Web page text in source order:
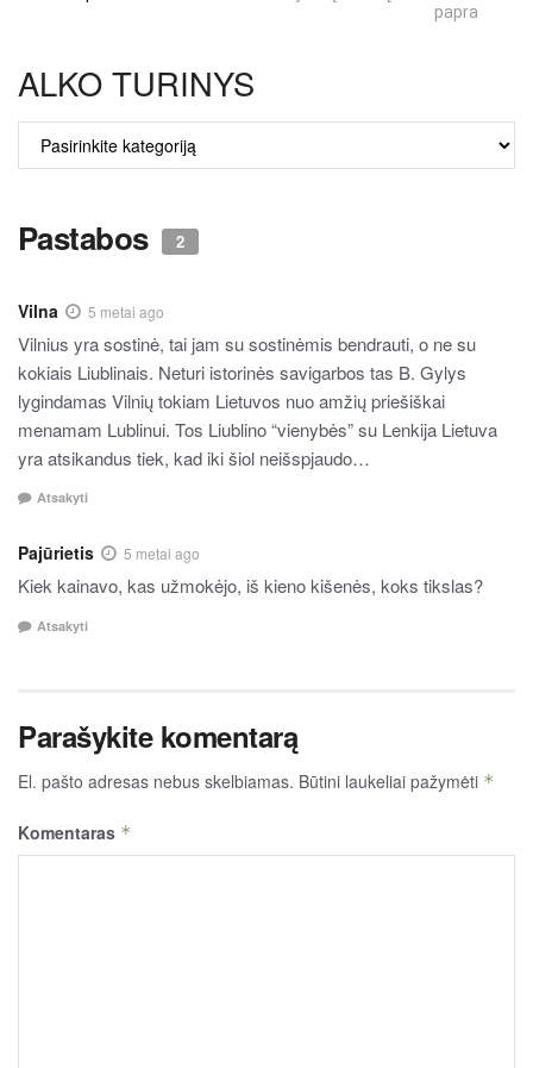
ALKO TURINYS
TURINYS
Pastabos 2
Vilna 5 metai ago
Vilnius yra sostinė, tai jam su sostinėmis bendrauti, o ne su
kokiais Liublinais. Neturi istorinės savigarbos tas B. Gylys
lygindamas Vilnių tokiam Lietuvos nuo amžių priešiškai
menamam Lublinui. Tos Liublino “vienybės” su Lenkija Lietuva
yra atsikandus tiek, kad iki šiol neišspjaudo…
Atsakyti
Pajūrietis 5 metai ago
Kiek kainavo, kas užmokėjo, iš kieno kišenės, koks tikslas?
Atsakyti
Parašykite komentarą
El. pašto adresas nebus skelbiamas. Būtini laukeliai pažymėti *
Komentaras *